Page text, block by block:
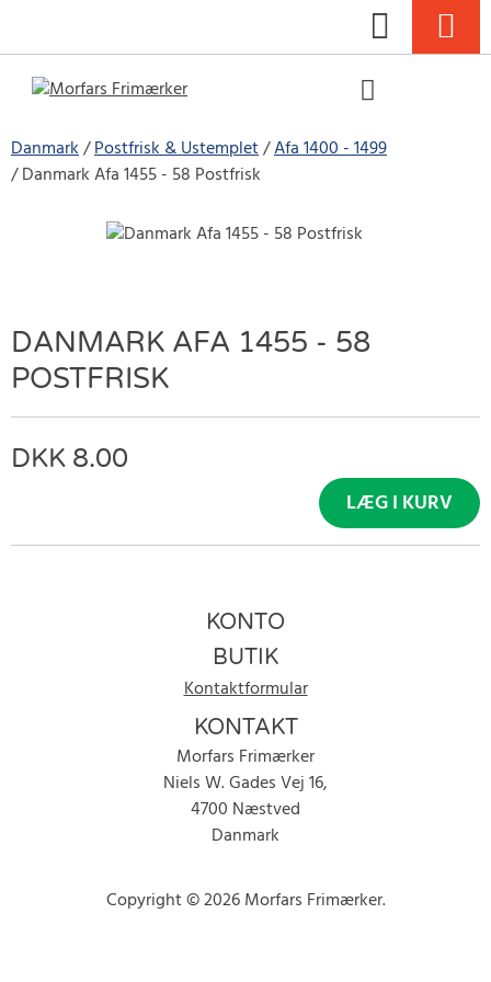
Danmark Postfrisk & Ustemplet Afa 1400 - 1499
Danmark Afa 1455 - 58 Postfrisk
DANMARK AFA 1455 - 58
POSTFRISK
8.00
LÆG I KURV
KONTO
BUTIK
Kontaktformular
KONTAKT
Morfars Frimærker
Niels W. Gades Vej 16,
4700 Næstved
Danmark
Copyright © 2026 Morfars Frimærker.